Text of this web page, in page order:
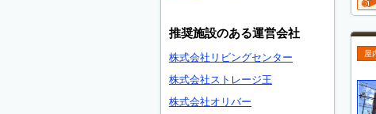
屋
推奨施設のある運営会社
株式会社リビングセンター
株式会社ストレージ王
株式会社オリバー